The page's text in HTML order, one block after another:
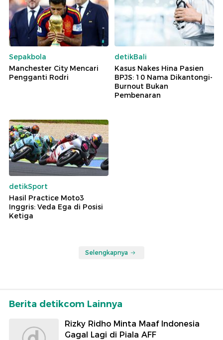
Sepakbola
Manchester City Mencari
Pengganti Rodri
detikBali
Kasus Nakes Hina Pasien
BPJS: 10 Nama Dikantongi-
Burnout Bukan
Pembenaran
detikSport
Hasil Practice Moto3
Inggris: Veda Ega di Posisi
Ketiga
Selengkapnya
Berita detikcom Lainnya
Rizky Ridho Minta Maaf Indonesia
Gagal Lagi di Piala AFF